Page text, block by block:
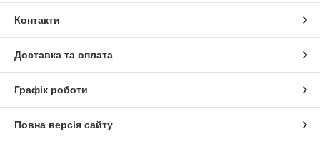
Контакти
Доставка та оплата
Графік роботи
Повна версія сайту